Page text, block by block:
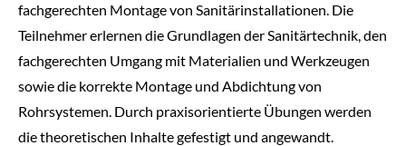
fachgerechten Montage von Sanitärinstallationen. Die
Teilnehmer erlernen die Grundlagen der Sanitärtechnik, den
fachgerechten Umgang mit Materialien und Werkzeugen
sowie die korrekte Montage und Abdichtung von
Rohrsystemen. Durch praxisorientierte Übungen werden
die theoretischen Inhalte gefestigt und angewandt.